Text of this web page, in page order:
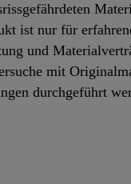
ist nur für
und
mit
durchgeführt